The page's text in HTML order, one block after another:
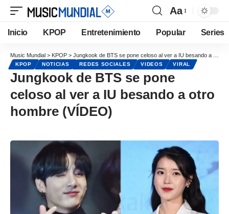
Aa
Inicio KPOP Entretenimiento Popular Series
Music Mundial > KPOP > Jungkook de BTS se pone celoso al ver a IU besando a otro hombre (VÍDEO)
KPOP NOTICIAS REDES SOCIALES VIDEOS VIRAL
Jungkook de BTS se pone
celoso al ver a IU besando a otro
hombre (VÍDEO)